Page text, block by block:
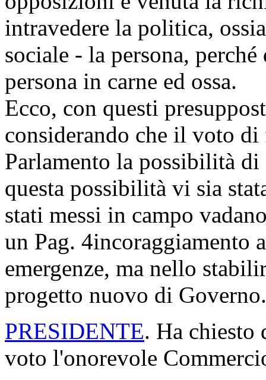
intravedere la politica,
sociale - la persona,
persona in carne ed ossa.
Ecco, con questi
considerando che il voto
Parlamento la possibilità
questa possibilità vi sia
stati messi in campo
un Pag. 4incoraggiamento
emergenze, ma nello
progetto nuovo di Governo.
PRESIDENTE. Ha chiesto
voto l'onorevole